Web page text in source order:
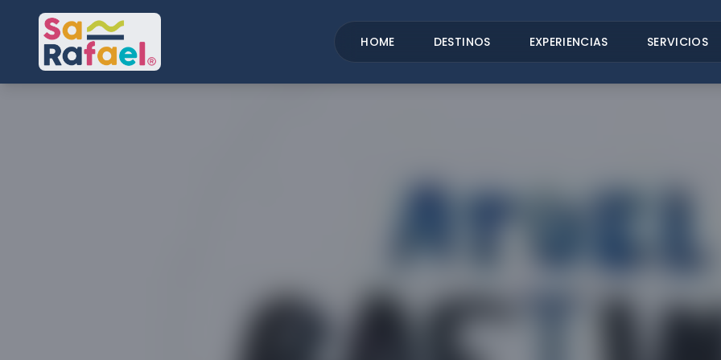
HOME DESTINOS EXPERIENCIAS SERVICIOS